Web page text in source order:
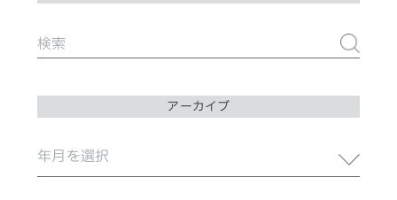
アーカイブ